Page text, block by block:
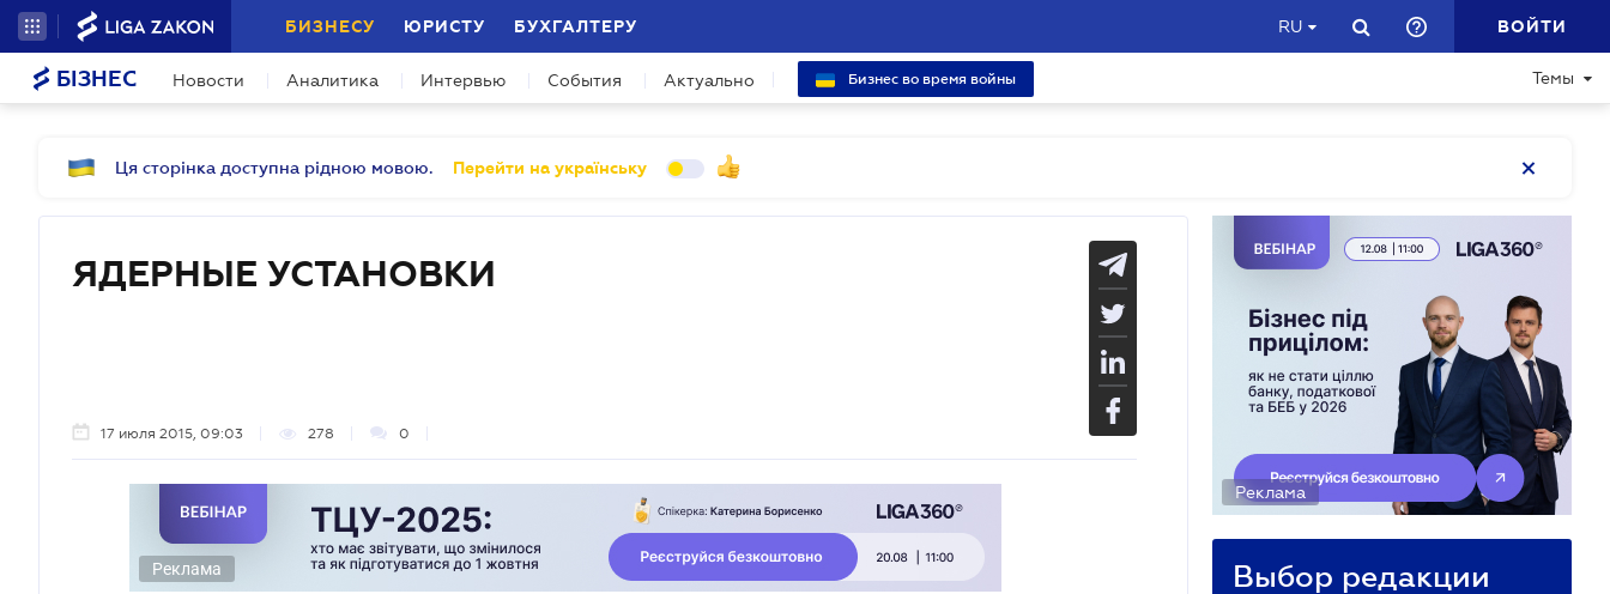
БИЗНЕСУ ЮРИСТУ БУХГАЛТЕРУ RU ВОЙТИ
БІЗНЕС Новости Аналитика Интервью События Актуально Бизнес во время войны Темы
Ця сторінка доступна рідною мовою. Перейти на українську
ЯДЕРНЫЕ УСТАНОВКИ
17 июля 2015, 09:03 278 0
Реклама
Реклама
Выбор редакции